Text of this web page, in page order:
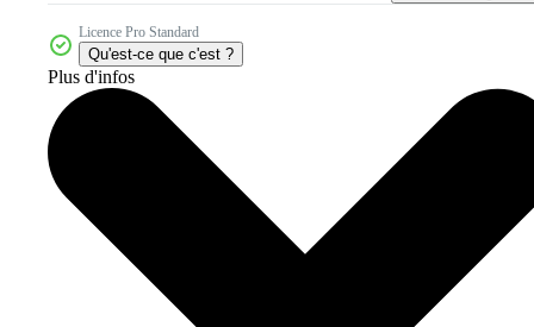
Licence Pro Standard
Qu'est-ce que c'est ?
Plus d'infos